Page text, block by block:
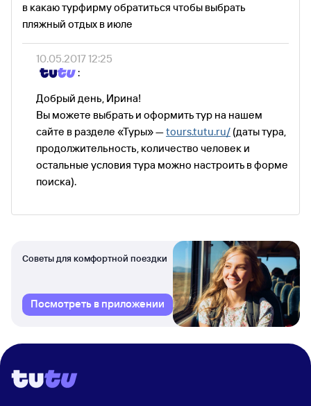
в какаю турфирму обратиться чтобы выбрать
пляжный отдых в июле
10.05.2017 12:25
:
Добрый день, Ирина!
Вы можете выбрать и оформить тур на нашем
сайте в разделе «Туры» —tours.tutu.ru/ (даты тура,
продолжительность, количество человек и
остальные условия тура можно настроить в форме
поиска).
Советы для комфортной поездки
Посмотреть в приложении